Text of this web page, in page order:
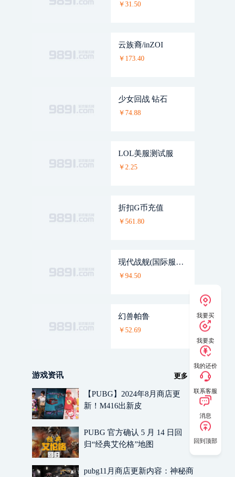
￥31.50
云族裔/inZOI
￥173.40
少女回战 钻石
￥74.88
LOL美服测试服
￥2.25
折扣G币充值
￥561.80
现代战舰(国际服）_VIP通行证
￥94.50
幻兽帕鲁
￥52.69
游戏资讯 更多
【PUBG】2024年8月商店更
新！M416出新皮
PUBG 官方确认 5 月 14 日回
归“经典艾伦格”地图
pubg11月商店更新内容：神秘商
我要买
我要卖
我的还价
联系客服
消息
回到顶部